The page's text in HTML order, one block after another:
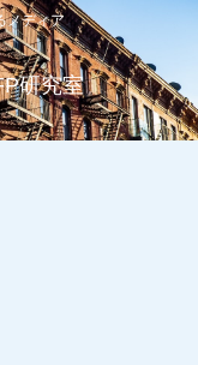
メディア
研究室